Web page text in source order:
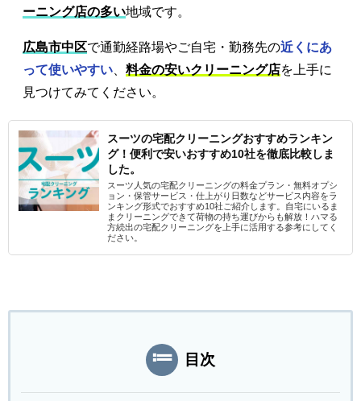
ーニング店の多い地域です。
広島市中区で通勤経路場やご自宅・勤務先の近くにあ
って使いやすい
料金の安いクリーニング店を上手に
見つけてみてください。
スーツの宅配クリーニングおすすめランキン
グ！便利で安いおすすめ10社を徹底比較しま
した。
スーツ人気の宅配クリーニングの料金プラン・無料オプシ
ョン・保管サービス・仕上がり日数などサービス内容をラ
ンキング形式でおすすめ10社ご紹介します。自宅にいるま
まクリーニングできて荷物の持ち運びからも解放！ハマる
方続出の宅配クリーニングを上手に活用する参考にしてく
ださい。
目次